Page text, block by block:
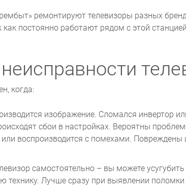
ремонтируют телевизоры разных
постоянно работают рядом с этой
когда:
изображение. Сломался инвертор
сбои в настройках. Вероятны
воспроизводится с помехами. Повреждены
самостоятельно – вы можете
технику. Лучше сразу при выявлении